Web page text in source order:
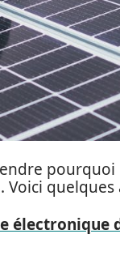
quelques
électronique